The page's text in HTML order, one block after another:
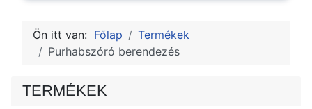
TERMÉKEK
Ön itt van: Főlap
Termékek
Purhabszóró berendezés